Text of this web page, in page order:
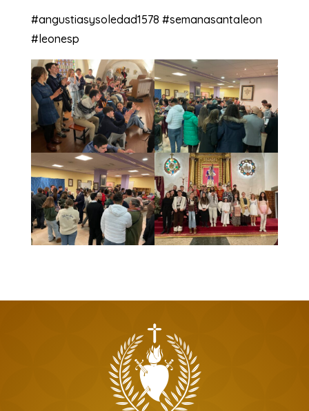
#angustiasysoledad1578 #semanasantaleon
#leonesp